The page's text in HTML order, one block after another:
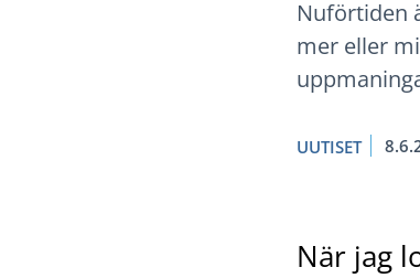
Nuförtiden
mer eller
UUTISET
När jag